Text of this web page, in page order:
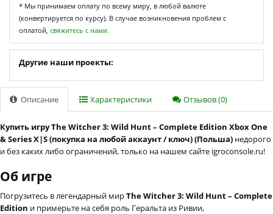
* Мы принимаем оплату по всему миру, в любой валюте
(конвертируется по курсу). В случае возникновения проблем с
оплатой, свяжитесь с нами.
Другие наши проекты:
Описание Характеристики Отзывов (0)
Купить игру The Witcher 3: Wild Hunt – Complete Edition Xbox One
& Series X|S (покупка на любой аккаунт / ключ) (Польша) недорого
и без каких либо ограничений, только на нашем сайте igroconsole.ru!
Об игре
Погрузитесь в легендарный мирThe Witcher 3: Wild Hunt – Complete
Edition и примерьте на себя роль Геральта из Ривии,